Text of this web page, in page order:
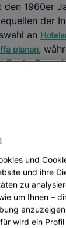
den 1960er
der
an
planen,
Santa Cruz
und
und ihre
zu
um Ihnen –
wird ein